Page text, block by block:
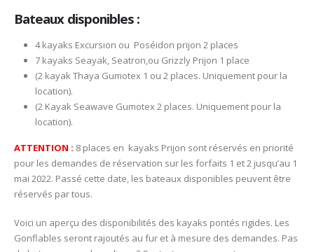
Bateaux disponibles :
4 kayaks Excursion ou Poséidon prijon 2 places
7 kayaks Seayak, Seatron,ou Grizzly Prijon 1 place
(2 kayak Thaya Gumotex 1 ou 2 places. Uniquement pour la
location).
(2 Kayak Seawave Gumotex 2 places. Uniquement pour la
location).
ATTENTION : 8 places en kayaks Prijon sont réservés en priorité
pour les demandes de réservation sur les forfaits 1 et 2 jusqu’au 1
mai 2022. Passé cette date, les bateaux disponibles peuvent être
réservés par tous.
Voici un aperçu des disponibilités des kayaks pontés rigides. Les
Gonflables seront rajoutés au fur et à mesure des demandes. Pas